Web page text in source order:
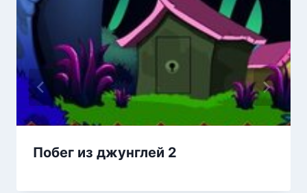
Побег из джунглей 2